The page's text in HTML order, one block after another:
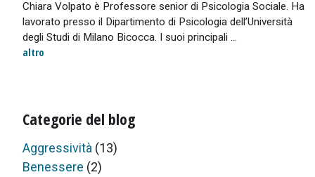
Chiara Volpato è Professore senior di Psicologia Sociale. Ha
lavorato presso il Dipartimento di Psicologia dell’Università
degli Studi di Milano Bicocca. I suoi principali ...
altro
Categorie del blog
Aggressività (13)
Benessere (2)